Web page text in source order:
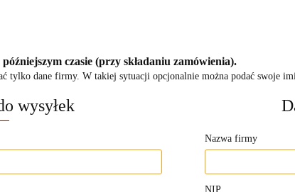
czasie (przy składaniu zamówienia).
tylko dane firmy. W takiej sytuacji opcjonalnie można podać swoje
wysyłek
Nazwa firmy
NIP